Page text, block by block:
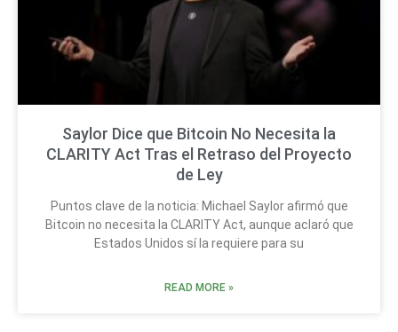
Saylor Dice que Bitcoin No Necesita la
CLARITY Act Tras el Retraso del Proyecto
de Ley
Puntos clave de la noticia: Michael Saylor afirmó que
Bitcoin no necesita la CLARITY Act, aunque aclaró que
Estados Unidos sí la requiere para su
READ MORE »